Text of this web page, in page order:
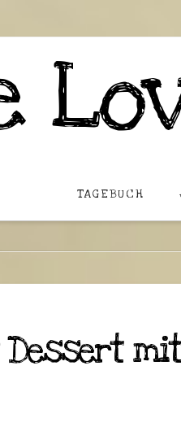
TAGEBUCH